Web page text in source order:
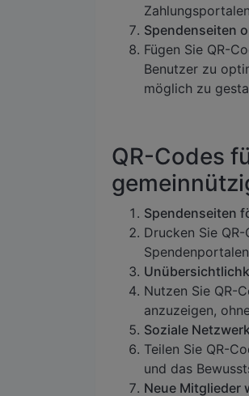
Spendenseiten
Fügen Sie QR-
Benutzer zu
möglich zu
QR-Codes
Spendenseiten
Drucken Sie
Nutzen Sie QR-
anzuzeigen,
Soziale
Teilen Sie QR-
und das
Neue Mitglieder